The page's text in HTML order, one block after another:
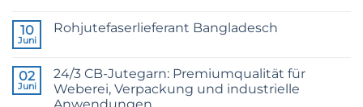
zu
Yarn:
The
Technical
2026
10
Juni
Rohjutefaserlieferant Bangladesch
Raw
Jute
Fibre
02
Juni
24/3 CB-Jutegarn: Premiumqualität für
Weberei, Verpackung und industrielle